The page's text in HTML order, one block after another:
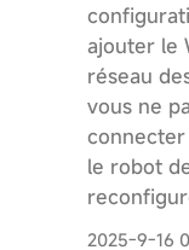
ajouter le
réseau
vous ne
le robot
2025-9-16